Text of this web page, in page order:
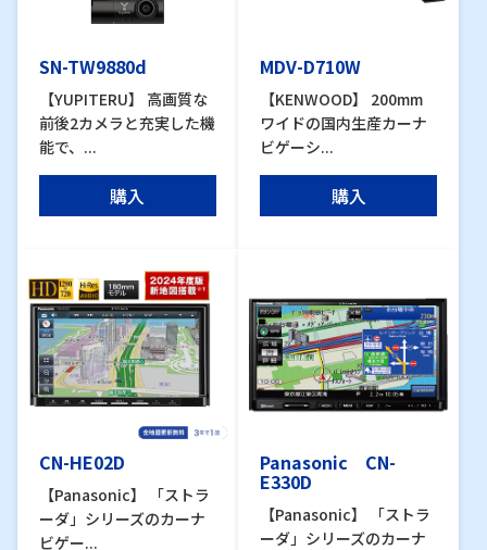
SN-TW9880d
【YUPITERU】 高画質な
前後2カメラと充実した機
能で、...
購入
MDV-D710W
【KENWOOD】 200mm
ワイドの国内生産カーナ
ビゲーシ...
購入
CN-HE02D
【Panasonic】 「ストラ
ーダ」シリーズのカーナ
ビゲー...
Panasonic CN-
E330D
【Panasonic】 「ストラ
ーダ」シリーズのカーナ